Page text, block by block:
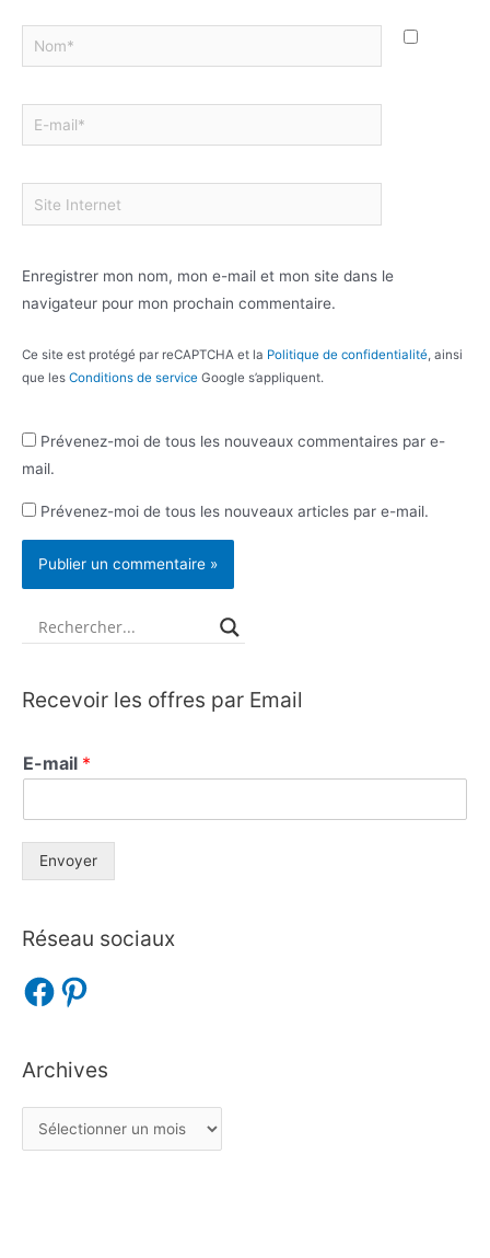
Enregistrer mon nom, mon e-mail et mon site dans le
navigateur pour mon prochain commentaire.
Ce site est protégé par reCAPTCHA et la Politique de confidentialité , ainsi
que les Conditions de service Google s’appliquent.
Prévenez-moi de tous les nouveaux commentaires par e-
mail.
Prévenez-moi de tous les nouveaux articles par e-mail.
Recevoir les offres par Email
E-mail *
Envoyer
Réseau sociaux
Archives